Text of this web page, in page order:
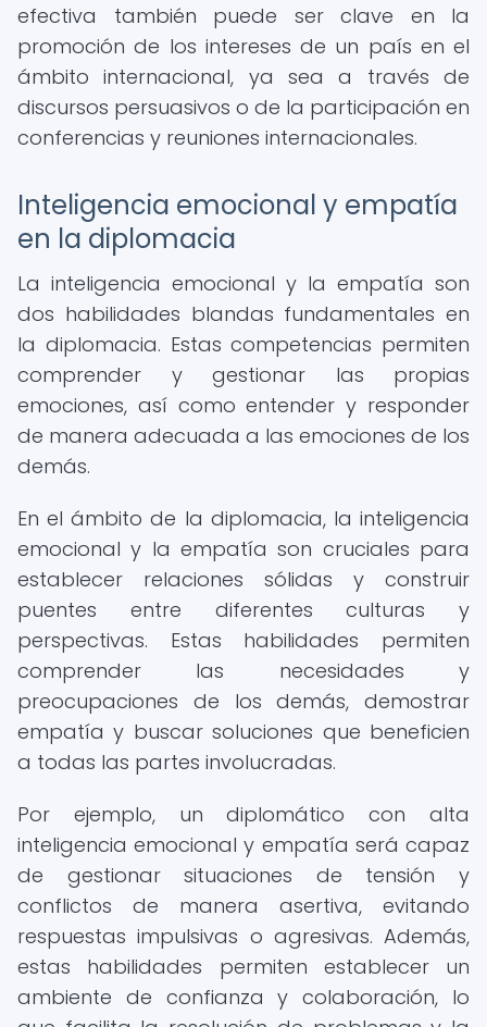
efectiva también puede ser clave en la
promoción de los intereses de un país en el
ámbito internacional, ya sea a través de
discursos persuasivos o de la participación en
conferencias y reuniones internacionales.
Inteligencia emocional y empatía
en la diplomacia
La inteligencia emocional y la empatía son
dos habilidades blandas fundamentales en
la diplomacia. Estas competencias permiten
comprender y gestionar las propias
emociones, así como entender y responder
de manera adecuada a las emociones de los
demás.
En el ámbito de la diplomacia, la inteligencia
emocional y la empatía son cruciales para
establecer relaciones sólidas y construir
puentes entre diferentes culturas y
perspectivas. Estas habilidades permiten
comprender las necesidades y
preocupaciones de los demás, demostrar
empatía y buscar soluciones que beneficien
a todas las partes involucradas.
Por ejemplo, un diplomático con alta
inteligencia emocional y empatía será capaz
de gestionar situaciones de tensión y
conflictos de manera asertiva, evitando
respuestas impulsivas o agresivas. Además,
estas habilidades permiten establecer un
ambiente de confianza y colaboración, lo